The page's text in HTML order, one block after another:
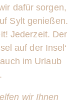
dafür sorgen,
Sylt genießen.
Jederzeit. Der
auf der Insel‘
im Urlaub
wir Ihnen